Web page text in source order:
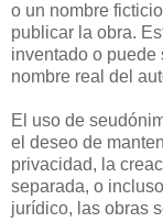
o un nombre
publicar la obra.
inventado o puede
nombre real del
El uso de
el deseo de
privacidad, la
separada, o
jurídico, las obras